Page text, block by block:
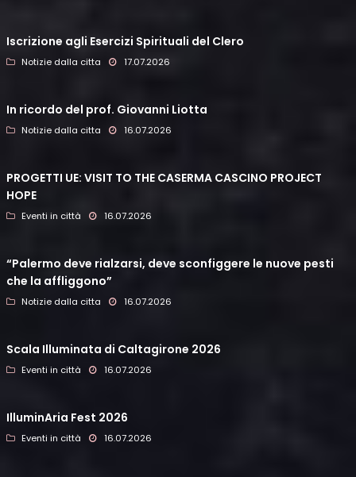
Iscrizione agli Esercizi Spirituali del Clero
Notizie dalla citta 17.07.2026
In ricordo del prof. Giovanni Liotta
Notizie dalla citta 16.07.2026
PROGETTI UE: VISIT TO THE CASERMA CASCINO PROJECT
HOPE
Eventi in città 16.07.2026
“Palermo deve rialzarsi, deve sconfiggere le nuove pesti
che la affliggono”
Notizie dalla citta 16.07.2026
Scala Illuminata di Caltagirone 2026
Eventi in città 16.07.2026
IlluminAria Fest 2026
Eventi in città 16.07.2026